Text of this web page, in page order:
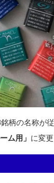
柄の名称が
ム用」 に変更